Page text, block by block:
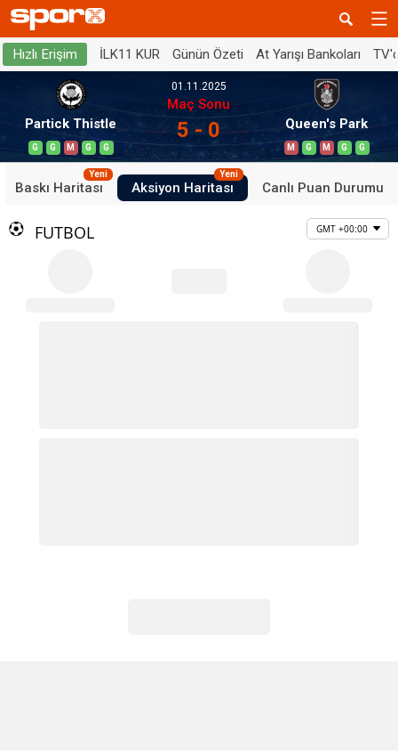
Hızlı Erişim İLK11 KUR Günün Özeti At Yarışı Bankoları
Partick Thistle
G G M G G
01.11.2025
Maç Sonu
5 - 0 Queen's Park
M G M G G
Baskı Haritası
Yeni
Aksiyon Haritası
Yeni
Canlı Puan Durumu
FUTBOL GMT +00:00